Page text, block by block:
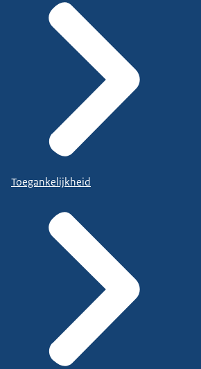
Toegankelijkheid